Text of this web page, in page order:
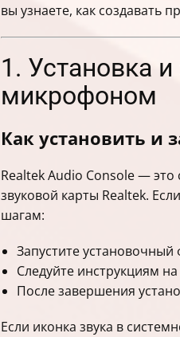
вы узнаете, как создавать
1. Установка
микрофоном
Как установить и
Realtek Audio Console —
звуковой карты Realtek.
шагам:
Запустите
Следуйте инструкциям
После завершения
Если иконка звука в